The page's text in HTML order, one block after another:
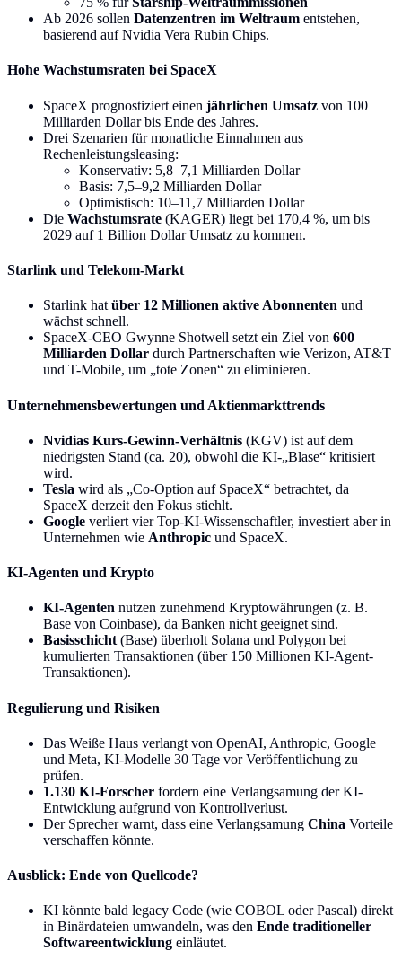
Ab 2026 sollen Datenzentren im Weltraum entstehen,
basierend auf Nvidia Vera Rubin Chips.
Hohe Wachstumsraten bei SpaceX
SpaceX prognostiziert einen jährlichen Umsatz von 100
Milliarden Dollar bis Ende des Jahres.
Drei Szenarien für monatliche Einnahmen aus
Rechenleistungsleasing:
Konservativ: 5,8–7,1 Milliarden Dollar
Basis: 7,5–9,2 Milliarden Dollar
Optimistisch: 10–11,7 Milliarden Dollar
Die Wachstumsrate (KAGER) liegt bei 170,4 %, um bis
2029 auf 1 Billion Dollar Umsatz zu kommen.
Starlink und Telekom-Markt
Starlink hat über 12 Millionen aktive Abonnenten und
wächst schnell.
SpaceX-CEO Gwynne Shotwell setzt ein Ziel von 600
Milliarden Dollar durch Partnerschaften wie Verizon, AT&T
und T-Mobile, um „tote Zonen“ zu eliminieren.
Unternehmensbewertungen und Aktienmarkttrends
Nvidias Kurs-Gewinn-Verhältnis (KGV) ist auf dem
niedrigsten Stand (ca. 20), obwohl die KI-„Blase“ kritisiert
wird.
Tesla wird als „Co-Option auf SpaceX“ betrachtet, da
SpaceX derzeit den Fokus stiehlt.
Google verliert vier Top-KI-Wissenschaftler, investiert aber in
Unternehmen wie Anthropic und SpaceX.
KI-Agenten und Krypto
KI-Agenten nutzen zunehmend Kryptowährungen (z. B.
Base von Coinbase), da Banken nicht geeignet sind.
Basisschicht (Base) überholt Solana und Polygon bei
kumulierten Transaktionen (über 150 Millionen KI-Agent-
Transaktionen).
Regulierung und Risiken
Das Weiße Haus verlangt von OpenAI, Anthropic, Google
und Meta, KI-Modelle 30 Tage vor Veröffentlichung zu
prüfen.
1.130 KI-Forscher fordern eine Verlangsamung der KI-
Entwicklung aufgrund von Kontrollverlust.
Der Sprecher warnt, dass eine Verlangsamung China Vorteile
verschaffen könnte.
Ausblick: Ende von Quellcode?
KI könnte bald legacy Code (wie COBOL oder Pascal) direkt
in Binärdateien umwandeln, was den Ende traditioneller
Softwareentwicklung einläutet.